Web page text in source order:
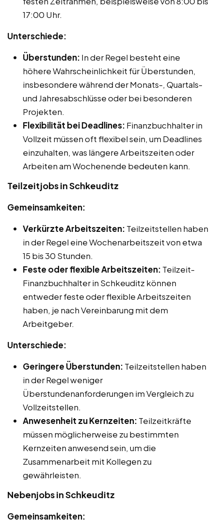
17:00 Uhr.
Unterschiede:
Überstunden: In der Regel besteht eine
höhere Wahrscheinlichkeit für Überstunden,
insbesondere während der Monats-, Quartals-
und Jahresabschlüsse oder bei besonderen
Projekten.
Flexibilität bei Deadlines: Finanzbuchhalter in
Vollzeit müssen oft flexibel sein, um Deadlines
einzuhalten, was längere Arbeitszeiten oder
Arbeiten am Wochenende bedeuten kann.
Teilzeitjobs in Schkeuditz
Gemeinsamkeiten:
Verkürzte Arbeitszeiten: Teilzeitstellen haben
in der Regel eine Wochenarbeitszeit von etwa
15 bis 30 Stunden.
Feste oder flexible Arbeitszeiten: Teilzeit-
Finanzbuchhalter in Schkeuditz können
entweder feste oder flexible Arbeitszeiten
haben, je nach Vereinbarung mit dem
Arbeitgeber.
Unterschiede:
Geringere Überstunden: Teilzeitstellen haben
in der Regel weniger
Überstundenanforderungen im Vergleich zu
Vollzeitstellen.
Anwesenheit zu Kernzeiten: Teilzeitkräfte
müssen möglicherweise zu bestimmten
Kernzeiten anwesend sein, um die
Zusammenarbeit mit Kollegen zu
gewährleisten.
Nebenjobs in Schkeuditz
Gemeinsamkeiten: